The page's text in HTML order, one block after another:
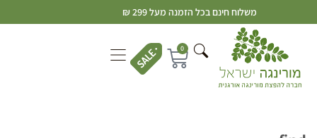
משלוח חינם בכל הזמנה מעל 299 ₪
0